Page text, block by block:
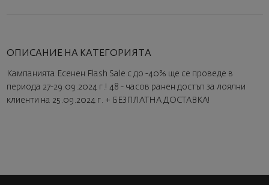
ОПИСАНИЕ НА КАТЕГОРИЯТА
Кампанията Есенен Flash Sale с до -40% ще се проведе в
периода 27-29.09.2024 г.! 48 - часов ранен достъп за лоялни
клиенти на 25.09.2024 г. + БЕЗПЛАТНА ДОСТАВКА!